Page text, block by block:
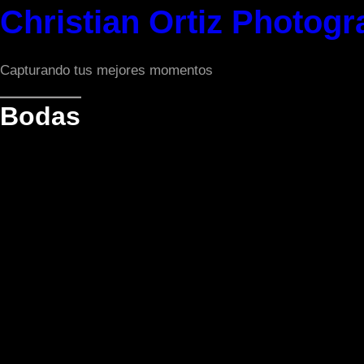
Saltar
al
Christian Ortiz
Capturando tus mejores momentos
Bodas